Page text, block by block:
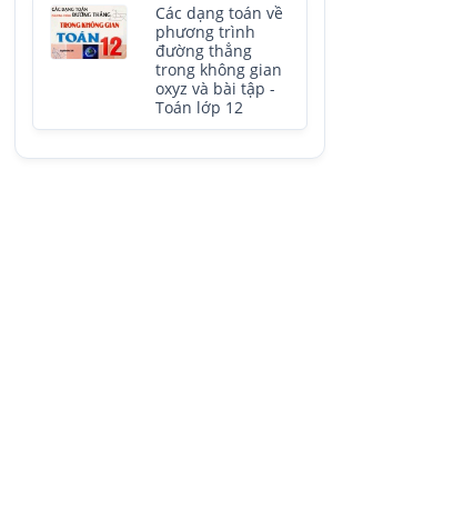
Các dạng toán về
phương trình
đường thẳng
trong không gian
oxyz và bài tập -
Toán lớp 12